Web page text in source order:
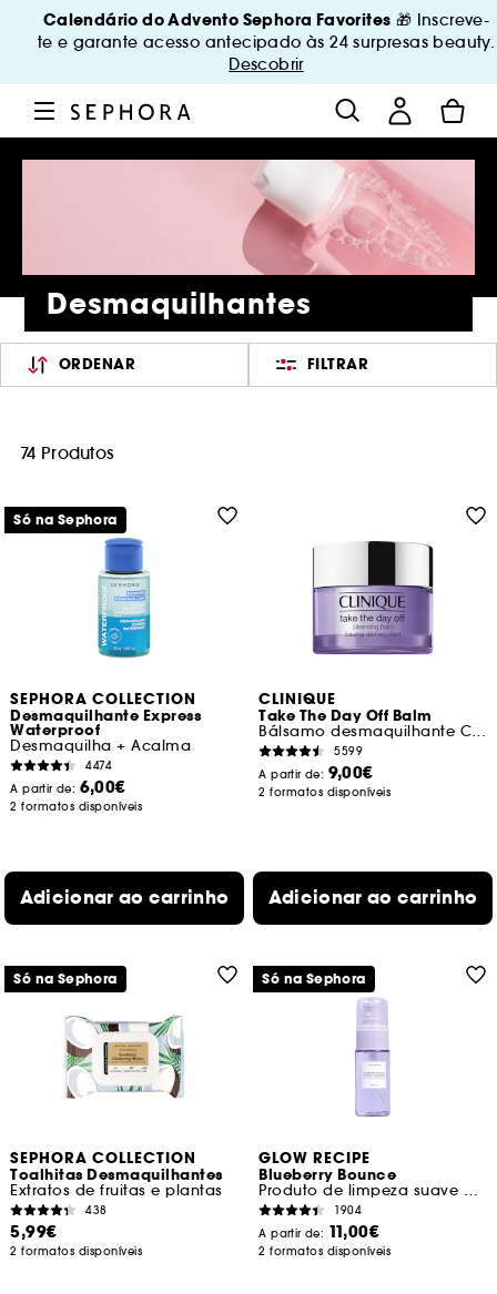
Calendário do Advento Sephora Favorites 🎁 Inscreve-
te e garante acesso antecipado às 24 surpresas beauty.
Descobrir
Desmaquilhantes
ORDENAR FILTRAR
74 Produtos
SEPHORA COLLECTION
Desmaquilhante Express
Waterproof
Desmaquilha + Acalma
4474
A partir de: 6,00€
2 formatos disponíveis
Adicionar ao carrinho
Só na Sephora
CLINIQUE
Take The Day Off Balm
Bálsamo desmaquilhante Clinique
5599
A partir de: 9,00€
2 formatos disponíveis
Adicionar ao carrinho
SEPHORA COLLECTION
Toalhitas Desmaquilhantes
Extratos de fruitas e plantas
438
5,99€
2 formatos disponíveis
Só na Sephora
GLOW RECIPE
Blueberry Bounce
Produto de limpeza suave Mini
1904
A partir de: 11,00€
2 formatos disponíveis
Só na Sephora